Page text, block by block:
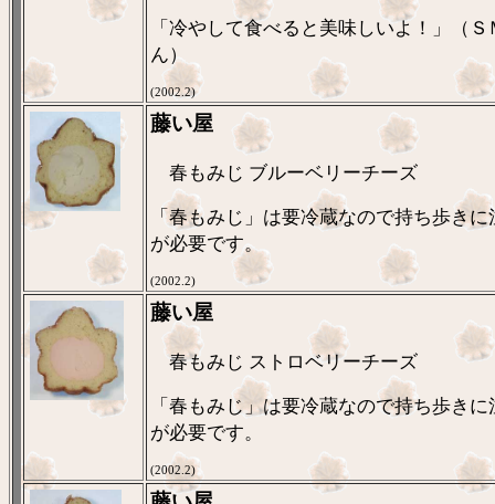
「冷やして食べると美味しいよ！」（Ｓ
ん）
(2002.2)
藤い屋
春もみじ ブルーベリーチーズ
「春もみじ」は要冷蔵なので持ち歩きに
が必要です。
(2002.2)
藤い屋
春もみじ ストロベリーチーズ
「春もみじ」は要冷蔵なので持ち歩きに
が必要です。
(2002.2)